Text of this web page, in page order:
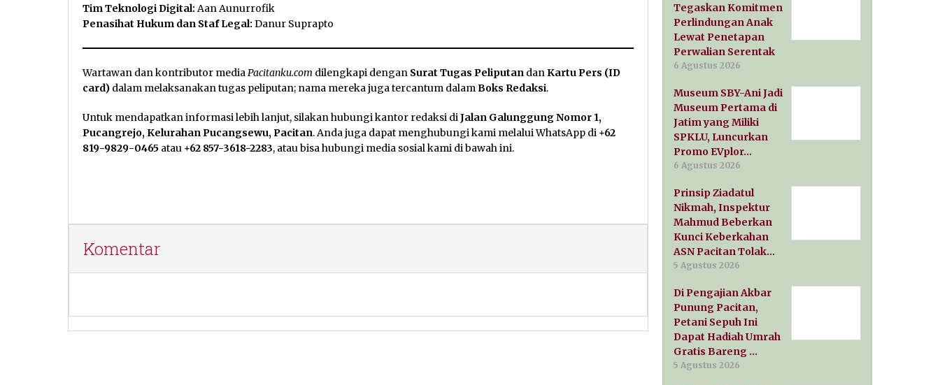
Tim Teknologi Digital: Aan Aunurrofik
Penasihat Hukum dan Staf Legal: Danur Suprapto
Wartawan dan kontributor mediaPacitanku.com dilengkapi dengan Surat Tugas Peliputan danKartu Pers (ID
card) dalam melaksanakan tugas peliputan; nama mereka juga tercantum dalamBoks Redaksi.
Untuk mendapatkan informasi lebih lanjut, silakan hubungi kantor redaksi diJalan Galunggung Nomor 1,
Pucangrejo, Kelurahan Pucangsewu, Pacitan. Anda juga dapat menghubungi kami melalui WhatsApp di +62
819-9829-0465 atau +62 857-3618-2283, atau bisa hubungi media sosial kami di bawah ini.
Komentar
Tegaskan Komitmen
Perlindungan Anak
Lewat Penetapan
Perwalian Serentak
6 Agustus 2026
Museum SBY-Ani Jadi
Museum Pertama di
Jatim yang Miliki
SPKLU, Luncurkan
Promo EVplor…
6 Agustus 2026
Prinsip Ziadatul
Nikmah, Inspektur
Mahmud Beberkan
Kunci Keberkahan
ASN Pacitan Tolak…
5 Agustus 2026
Di Pengajian Akbar
Punung Pacitan,
Petani Sepuh Ini
Dapat Hadiah Umrah
Gratis Bareng …
5 Agustus 2026